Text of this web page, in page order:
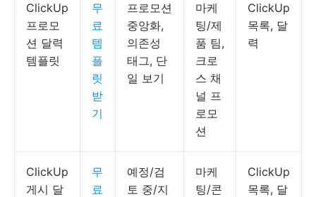
ClickUp
프로모
션 달력
템플릿
무
료
템
플
릿
받
기
프로모션
중앙화,
의존성
태그, 단
일 보기
마케
팅/제
품 팀,
크로
스 채
널 프
로모
션
ClickUp
목록, 달
력
ClickUp
게시 달
무
료
예정/검
토 중/지
마케
팅/콘
ClickUp
목록, 달